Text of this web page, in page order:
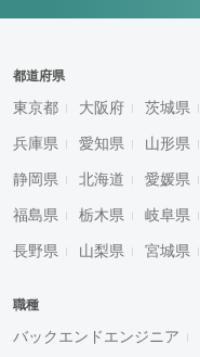
都道府県
東京都 大阪府 茨城県
兵庫県 愛知県 山形県
静岡県 北海道 愛媛県
福島県 栃木県 岐阜県
長野県 山梨県 宮城県
職種
バックエンドエンジニア